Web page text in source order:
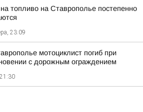
топливо на Ставрополье постепенно
23:09
мотоциклист погиб при
с дорожным ограждением